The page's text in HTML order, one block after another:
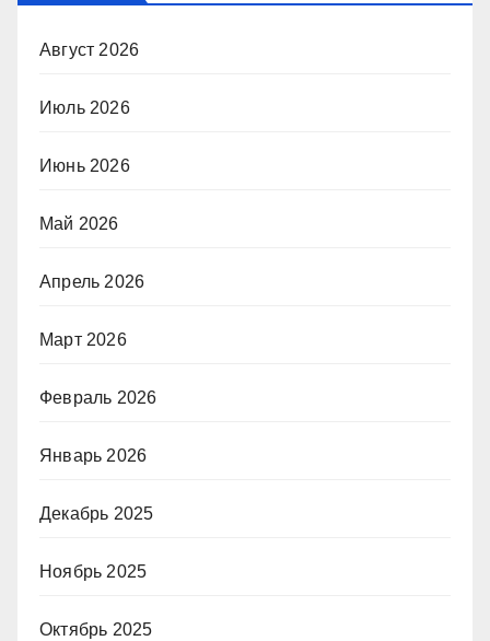
Август 2026
Июль 2026
Июнь 2026
Май 2026
Апрель 2026
Март 2026
Февраль 2026
Январь 2026
Декабрь 2025
Ноябрь 2025
Октябрь 2025